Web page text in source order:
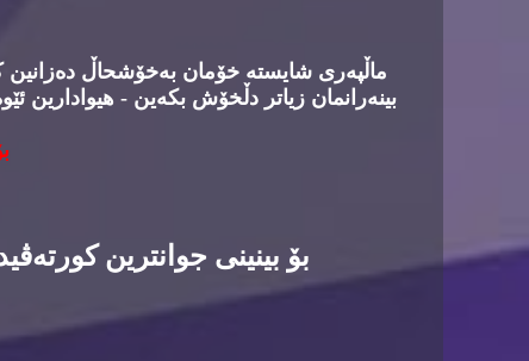
ماڵپه‌ری شایسته‌ خۆمان به‌خۆشحاڵ ده‌زانین
بینه‌رانمان زیاتر دڵخۆش بكه‌ین - هیوادارین
بۆ بینینی جوانترین